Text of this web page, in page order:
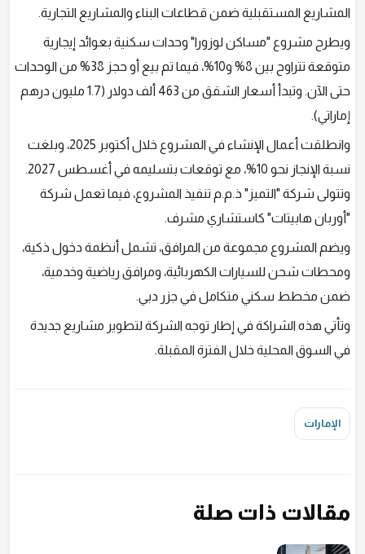
المشاريع المستقبلية ضمن قطاعات البناء والمشاريع التجارية.
ويطرح مشروع "مساكن لوزورا" وحدات سكنية بعوائد إيجارية
متوقعة تتراوح بين 8% و10%، فيما تم بيع أو حجز 38% من الوحدات
حتى الآن. وتبدأ أسعار الشقق من 463 ألف دولار (1.7 مليون درهم
إماراتي).
وانطلقت أعمال الإنشاء في المشروع خلال أكتوبر 2025، وبلغت
نسبة الإنجاز نحو 10%، مع توقعات بتسليمه في أغسطس 2027.
وتتولى شركة "التميز" ذ.م.م تنفيذ المشروع، فيما تعمل شركة
"أوربان هابيتات" كاستشاري مشرف.
ويضم المشروع مجموعة من المرافق، تشمل أنظمة دخول ذكية،
ومحطات شحن للسيارات الكهربائية، ومرافق رياضية وخدمية،
ضمن مخطط سكني متكامل في جزر دبي.
وتأتي هذه الشراكة في إطار توجه الشركة لتطوير مشاريع جديدة
في السوق المحلية خلال الفترة المقبلة.
الإمارات
مقالات ذات صلة